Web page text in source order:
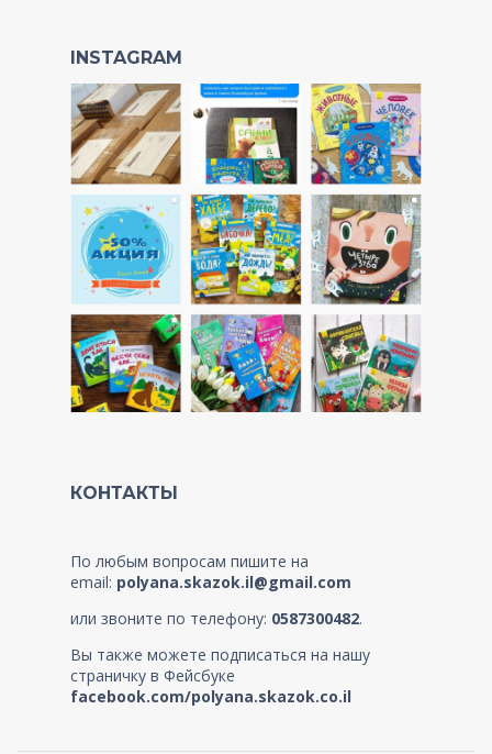
INSTAGRAM
КОНТАКТЫ
По любым вопросам пишите на
email: polyana.skazok.il@gmail.com
или звоните по телефону: 0587300482.
Вы также можете подписаться на нашу
страничку в Фейсбуке
facebook.com/polyana.skazok.co.il